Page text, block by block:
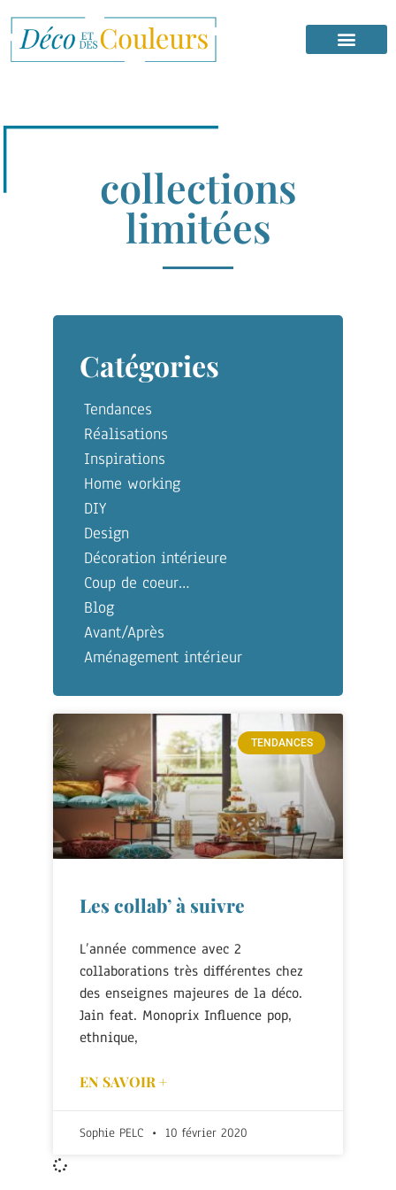
collections
limitées
Catégories
Tendances
Réalisations
Inspirations
Home working
DIY
Design
Décoration intérieure
Coup de coeur…
Blog
Avant/Après
Aménagement intérieur
TENDANCES
Les collab’ à suivre
L’année commence avec 2
collaborations très différentes chez
des enseignes majeures de la déco.
Jain feat. Monoprix Influence pop,
ethnique,
EN SAVOIR +
Sophie PELC 10 février 2020